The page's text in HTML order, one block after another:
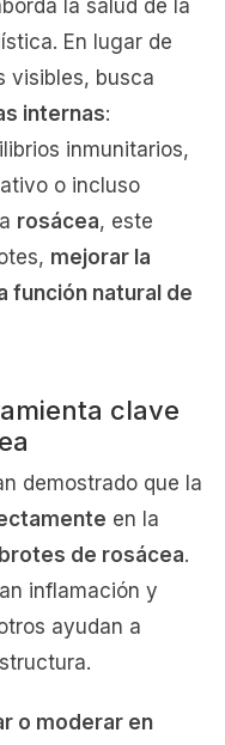
la salud de la
En lugar de
visibles, busca
internas:
inmunitarios,
o incluso
rosácea, este
mejorar la
función natural de
clave
demostrado que la
en la
brotes de rosácea.
inflamación y
ayudan a
o moderar en